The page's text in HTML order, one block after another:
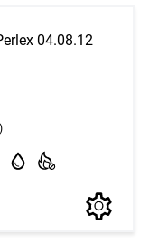
04.08.12